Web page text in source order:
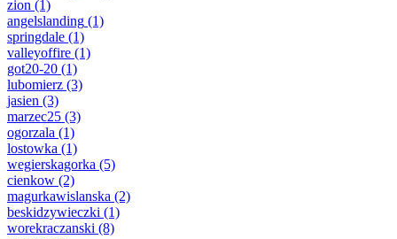
zion (1)
angelslanding (1)
springdale (1)
valleyoffire (1)
got20-20 (1)
lubomierz (3)
jasien (3)
marzec25 (3)
ogorzala (1)
lostowka (1)
wegierskagorka (5)
cienkow (2)
magurkawislanska (2)
beskidzywieczki (1)
worekraczanski (8)